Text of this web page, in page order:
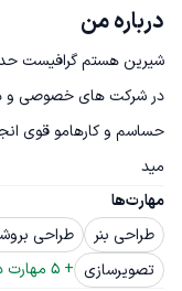
درباره من
در شرکت های خصوصی و
حساسم و کارهامو قوی
مید
مهارت‌ها
طراحی بنر
طراحی
تصویرسازی +
5 مهارت